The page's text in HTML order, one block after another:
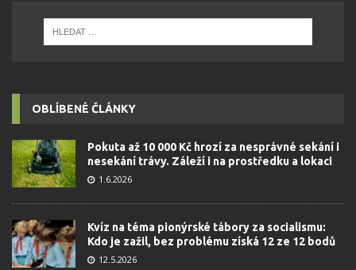
OBLÍBENÉ ČLÁNKY
Pokuta až 10 000 Kč hrozí za nesprávné sekání i
nesekání trávy. Záleží i na prostředku a lokaci
1.6.2026
Kvíz na téma pionýrské tábory za socialismu:
Kdo je zažil, bez problému získá 12 ze 12 bodů
12.5.2026